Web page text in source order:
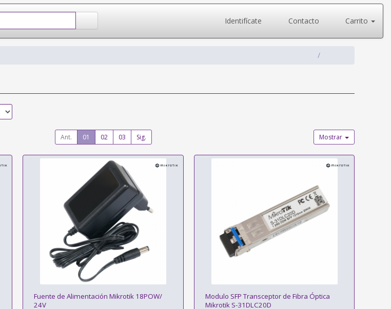
Identifícate Contacto Carrito
Ant. 01 02 03 Sig. Mostrar
Fuente de Alimentación Mikrotik 18POW/
24V
Modulo SFP Transceptor de Fibra Óptica
Mikrotik S-31DLC20D